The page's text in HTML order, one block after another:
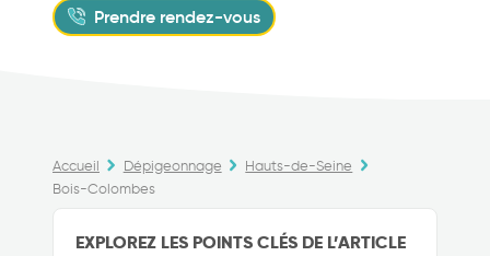
Prendre rendez-vous
Accueil Dépigeonnage
Hauts-de-Seine
Bois-Colombes
EXPLOREZ LES POINTS CLÉS DE L’ARTICLE